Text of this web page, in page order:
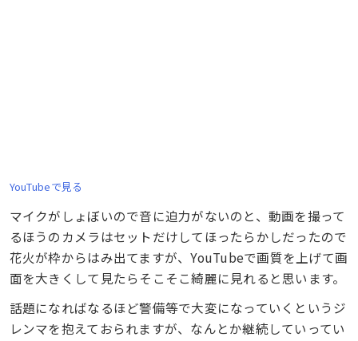
YouTubeで見る
マイクがしょぼいので音に迫力がないのと、動画を撮って
るほうのカメラはセットだけしてほったらかしだったので
花火が枠からはみ出てますが、YouTubeで画質を上げて画
面を大きくして見たらそこそこ綺麗に見れると思います。
話題になればなるほど警備等で大変になっていくというジ
レンマを抱えておられますが、なんとか継続していってい